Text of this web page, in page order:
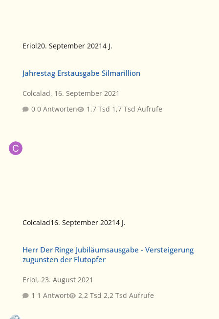
Eriol20. September 20214 J.
Jahrestag Erstausgabe Silmarillion
Colcalad, 16. September 2021
0 Antworten
1,7 Tsd Aufrufe
Colcalad16. September 20214 J.
Herr Der Ringe Jubiläumsausgabe - Versteigerung
zugunsten der Flutopfer
Eriol,23. August 2021
1 Antwort
2,2 Tsd Aufrufe